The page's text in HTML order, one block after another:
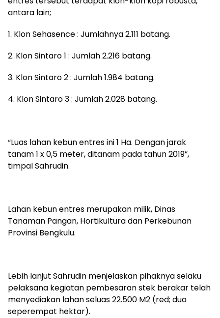
antara lain;
1. Klon Sehasence : Jumlahnya 2.111 batang.
2. Klon Sintaro 1 : Jumlah 2.216 batang.
3. Klon Sintaro 2 : Jumlah 1.984 batang.
4. Klon Sintaro 3 : Jumlah 2.028 batang.
“Luas lahan kebun entres ini 1 Ha. Dengan jarak
tanam 1 x 0,5 meter, ditanam pada tahun 2019”,
timpal Sahrudin.
Lahan kebun entres merupakan milik, Dinas
Tanaman Pangan, Hortikultura dan Perkebunan
Provinsi Bengkulu.
Lebih lanjut Sahrudin menjelaskan pihaknya selaku
pelaksana kegiatan pembesaran stek berakar telah
menyediakan lahan seluas 22.500 M2 (red; dua
seperempat hektar).